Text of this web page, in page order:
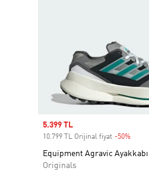
Sale price
5.399 TL
10.799 TL Orijinal fiyat -50%
Equipment Agravic Ayakkabı
Originals